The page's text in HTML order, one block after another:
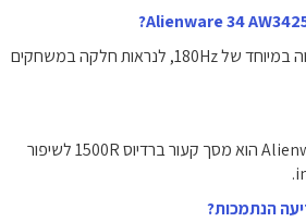
המסך תומך בקצב רענון גבוה במיוחד של ‎180Hz‎, לנראות חלקה במשחקים
כן, Alienware 34 AW3425DWM הוא מסך קעור ברדיוס 1500R לשיפור
הנתמכות?